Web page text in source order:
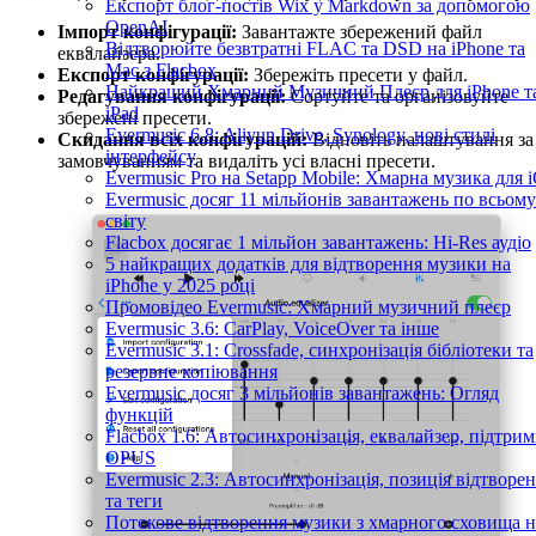
Експорт блог-постів Wix у Markdown за допомогою
OpenAI
Відтворюйте безвтратні FLAC та DSD на iPhone та
Mac з Flacbox
Найкращий Хмарний Музичний Плеєр для iPhone
iPad
Evermusic 6.8: Aliyun Drive, Synology, нові стилі
інтерфейсу
Evermusic Pro на Setapp Mobile: Хмарна музика для
Evermusic досяг 11 мільйонів завантажень по всьому
світу
Flacbox досягає 1 мільйон завантажень: Hi-Res аудіо
5 найкращих додатків для відтворення музики на
iPhone у 2025 році
Промовідео Evermusic: Хмарний музичний плеєр
Evermusic 3.6: CarPlay, VoiceOver та інше
Evermusic 3.1: Crossfade, синхронізація бібліотеки та
резервне копіювання
Evermusic досяг 3 мільйонів завантажень: Огляд
функцій
Flacbox 1.6: Автосинхронізація, еквалайзер,
OPUS
Evermusic 2.3: Автосинхронізація, позиція
та теги
Потокове відтворення музики з хмарного сховища
Імпорт конфігурації: Завантажте збережений файл
еквалайзера.
Експорт конфігурації: Збережіть пресети у файл.
Редагування конфігурації:Сортуйте та організовуйте
збережені пресети.
Скидання всіх конфігурацій:Відновіть налаштування за
замовчуванням та видаліть усі власні пресети.